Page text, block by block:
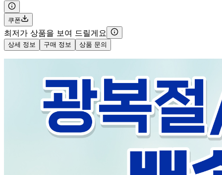
쿠폰
최저가 상품을 보여 드릴게요
상세 정보 구매 정보 상품 문의